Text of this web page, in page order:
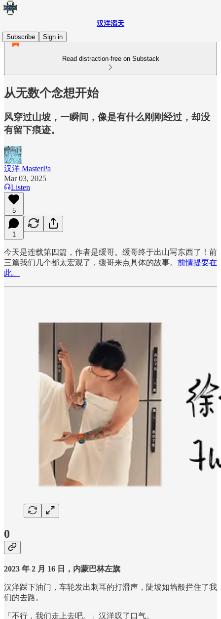
汉洋滔天
Subscribe
Sign in
Read distraction-free on Substack
从无数个念想开始
风穿过山坡，一瞬间，像是有什么刚刚经过，却没
有留下痕迹。
汉洋 MasterPa
Mar 03, 2025
Listen
5
1
今天是连载第四篇，作者是缓哥。缓哥终于出山写东西了！前
三篇我们几个都太宏观了，缓哥来点具体的故事。 前情提要在
此。
0
2023 年 2 月 16 日，内蒙巴林左旗
汉洋踩下油门，车轮发出刺耳的打滑声，陡坡如墙般拦住了我
们的去路。
「不行，我们走上去吧。」汉洋叹了口气。